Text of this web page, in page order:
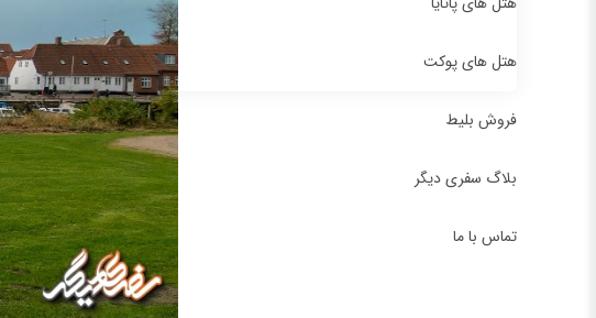
هتل های پوکت
فروش بلیط
بلاگ سفری دیگر
تماس با ما